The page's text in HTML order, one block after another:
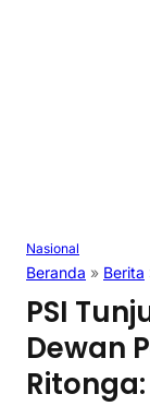
Nasional
Beranda » Berita
PSI
Dewan